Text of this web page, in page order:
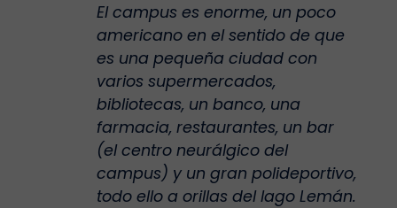
El campus es enorme, un poco
americano en el sentido de que
es una pequeña ciudad con
varios supermercados,
bibliotecas, un banco, una
farmacia, restaurantes, un bar
(el centro neurálgico del
campus) y un gran polideportivo,
todo ello a orillas del lago Lemán.